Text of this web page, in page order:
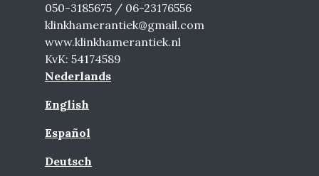
050-3185675 / 06-23176556
klinkhamerantiek@gmail.com
www.klinkhamerantiek.nl
KvK: 54174589
Nederlands
English
Español
Deutsch